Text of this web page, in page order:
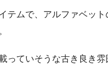
テムで、アルファベット
ていそうな古き良き雰